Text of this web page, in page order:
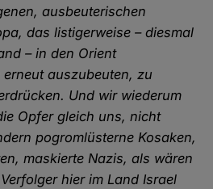
ausbeuterischen
das listigerweise – diesmal
– in den Orient
auszubeuten, zu
Und wir wiederum
Opfer gleich uns, nicht
pogromlüsterne Kosaken,
maskierte Nazis, als wären
hier im Land Israel